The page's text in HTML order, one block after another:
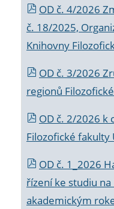
OD č. 4/2026
č. 18/2025,
Knihovny
OD č. 3/2026
regionů
OD č. 2/2026 k
Filozofické
OD č. 1_2026
řízení ke studiu na
akademickým